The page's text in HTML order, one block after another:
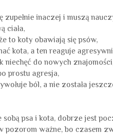
inaczej i muszą
ciała,
to koty obawiają się psów,
kota, a ten reaguje
do nowych
prostu agresja,
ból, a nie została
psa i kota, dobrze jest
ważne, bo czasem